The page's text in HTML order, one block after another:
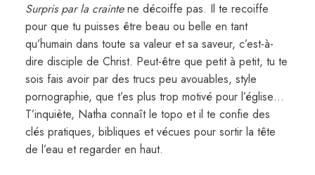
Surpris par la craintene décoiffe pas. Il te recoiffe
pour que tu puisses être beau ou belle en tant
qu’humain dans toute sa valeur et sa saveur, c’est-à-
dire disciple de Christ. Peut-être que petit à petit, tu te
sois fais avoir par des trucs peu avouables, style
pornographie, que t’es plus trop motivé pour l’église…
T’inquiète, Natha connaît le topo et il te confie des
clés pratiques, bibliques et vécues pour sortir la tête
de l’eau et regarder en haut.